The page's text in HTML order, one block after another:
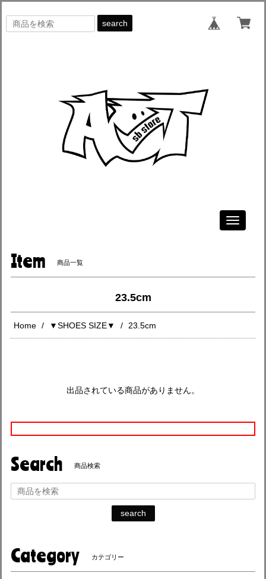
search
Toggle
Item 商品一覧
23.5cm
Home ▼SHOES SIZE▼ 23.5cm
出品されている商品がありません。
Search 商品検索
search
Category カテゴリー